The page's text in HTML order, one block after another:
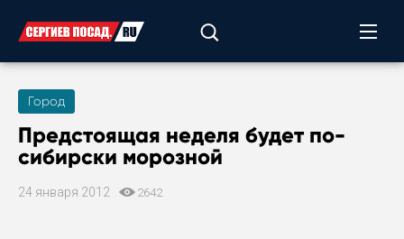
Город
Предстоящая неделя будет по-
сибирски морозной
24 января 2012 2642